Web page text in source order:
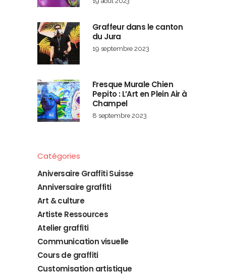
Graffeur dans le canton
du Jura
19 septembre 2023
Fresque Murale Chien
Pepito : L’Art en Plein Air à
Champel
8 septembre 2023
Catégories
Aniversaire Graffiti Suisse
Anniversaire graffiti
Art & culture
Artiste Ressources
Atelier graffiti
Communication visuelle
Cours de graffiti
Customisation artistique